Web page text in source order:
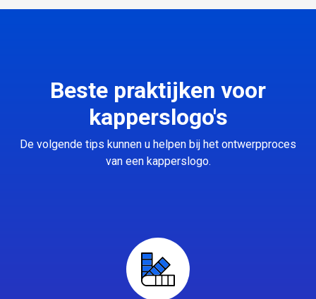
Beste praktijken voor
kapperslogo's
De volgende tips kunnen u helpen bij het ontwerpproces
van een kapperslogo.